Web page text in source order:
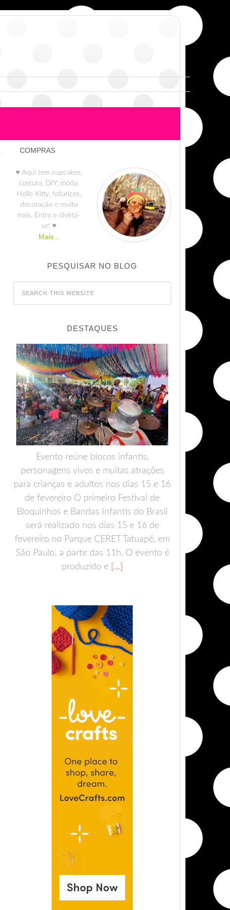
COMPRAS
♥ Aqui tem cupcakes,
costura, DIY, moda,
Hello Kitty, fofurices,
decoração e muito
mais. Entre e divirta-
se! ♥
Mais...
PESQUISAR NO BLOG
DESTAQUES
Evento reúne blocos infantis,
personagens vivos e muitas atrações
para crianças e adultos nos dias 15 e 16
de fevereiro O primeiro Festival de
Bloquinhos e Bandas Infantis do Brasil
será realizado nos dias 15 e 16 de
fevereiro no Parque CERET Tatuapé, em
São Paulo, a partir das 11h. O evento é
produzido e […]